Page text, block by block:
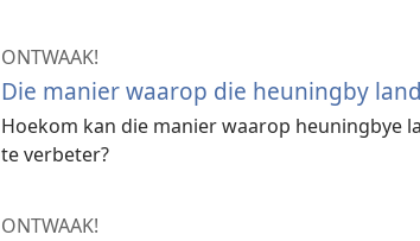
ONTWAAK!
Die manier waarop die heuningby land
Hoekom kan die manier waarop heuningbye
te verbeter?
ONTWAAK!